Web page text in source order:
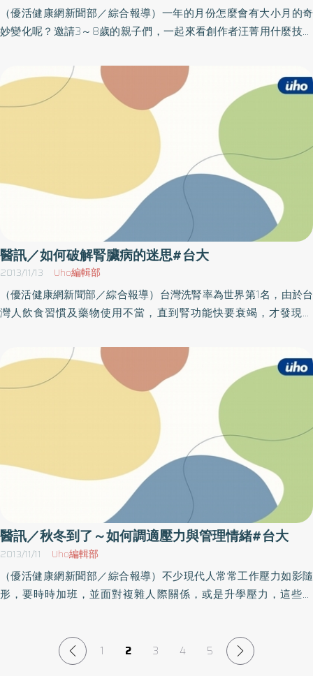
（優活健康網新聞部／綜合報導）一年的月份怎麼會有大小月的奇
妙變化呢？邀請3～8歲的親子們，一起來看創作者汪菁用什麼技法
喲！為此，台大醫院總院的企劃管理部兒醫業務組及家庭資源中心
特規劃「兒童閱讀推廣活動」，此次主題為「地球星君和他的12個
兒子」，將邀請信誼基金會陳姝嘉老師帶領，該單位歡迎各位家長
一同來討論分享。名額有限，需先預約報名。活動內容日期時間人
員設備項目規則流程名額地點辦法等以主辦單位最新訊息為準，因
此參加本活動前請先洽詢主辦單位再做確認，以免臨時異動或取
消，當天請自備喝水容器。名稱：兒童閱讀推廣活動時間：102年11
月15日（五）下午14：00～14：50地點：台大醫院總院兒醫大樓
（台北中正區中山南路8號；近捷運紅線台大醫院站出口3或台北車
站出口m8）B1視聽講堂外場地洽詢：02-2312 3456轉70172
醫訊／如何破解腎臟病的迷思#台大
2013/11/13 Uho編輯部
（優活健康網新聞部／綜合報導）台灣洗腎率為世界第1名，由於台
灣人飲食習慣及藥物使用不當，直到腎功能快要衰竭，才發現毛
退時，要儘快到醫院做檢查。現在，台大醫院總院健康教育中心特
規劃衛教講座，主題為「破解腎臟病的迷思」，由曾常新醫師主
講。活動內容日期時間人員設備規則項目流程地點辦法以主辦單位
最新公告為準，因此參加本活動前請先洽詢主辦單位再做確認，以
免臨時異動或取消，當天請自備喝水容器。名稱：破解腎臟病的迷
思時間：102年11月19日（二）下午14：00～15：00地點：台大醫
院總院1東第7講堂（台北常德街1號；近捷運紅線台大醫院站出口3
或台北車站出口m8）洽詢：02- 2312 3456轉62114
醫訊／秋冬到了～如何調適壓力與管理情緒#台大
2013/11/11 Uho編輯部
（優活健康網新聞部／綜合報導）不少現代人常常工作壓力如影隨
形，要時時加班，並面對複雜人際關係，或是升學壓力，這些問
「壓力調適與情緒管理」講座，由該單位精神醫學部廖士程醫師主
講。活動內容日期時間人員設備項目規則流程名額地點辦法等以主
1 2 3 4 5